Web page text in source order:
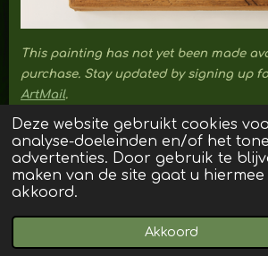
Deze website gebruikt cookies
analyse-doeleinden en/of het
advertenties. Door gebruik te
maken van de site gaat u hiermee
akkoord.
Akkoord
This painting has not yet been made
purchase. Stay updated by signing up
ArtMail.
back to portfolio
© 2023 - 2026 Katharina